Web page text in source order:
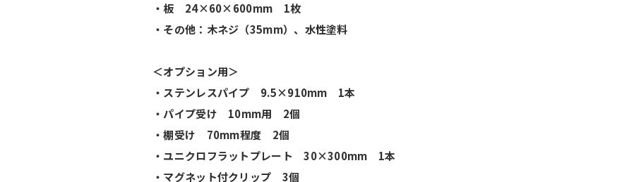
・板 24×60×600mm 1枚
・その他：木ネジ（35mm）、水性塗料
＜オプション用＞
・ステンレスパイプ 9.5×910mm 1本
・パイプ受け 10mm用 2個
・棚受け 70mm程度 2個
・ユニクロフラットプレート 30×300mm 1本
・マグネット付クリップ 3個